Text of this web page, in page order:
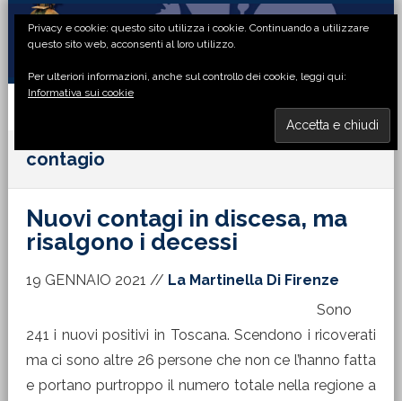
Passa
primaria
Passa
principale
Passa
laterale
Passa
di
contagio
Nuovi contagi in discesa, ma
risalgono i decessi
19 GENNAIO 2021 // La Martinella Di Firenze
Sono
241 i nuovi positivi in Toscana. Scendono i ricoverati
ma ci sono altre 26 persone che non ce l’hanno fatta
e portano purtroppo il numero totale nella regione a
Privacy e cookie: questo sito utilizza i cookie. Continuando a utilizzare
questo sito web, acconsenti al loro utilizzo.
Per ulteriori informazioni, anche sul controllo dei cookie, leggi qui:
Informativa sui cookie